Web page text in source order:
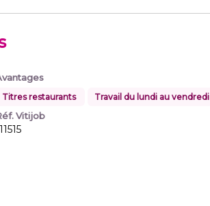
Titres restaurants Travail du lundi au vendredi
Vitijob